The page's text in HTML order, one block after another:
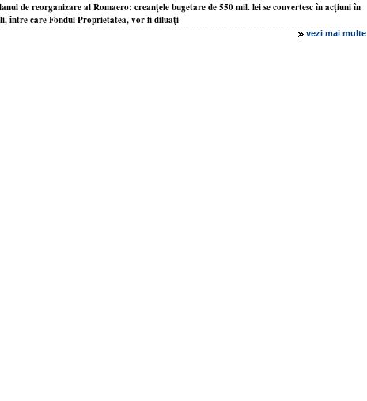
de reorganizare al Romaero: creanţele bugetare de 550 mil. lei se convertesc în acţiuni în
între care Fondul Proprietatea, vor fi diluaţi
vezi mai multe